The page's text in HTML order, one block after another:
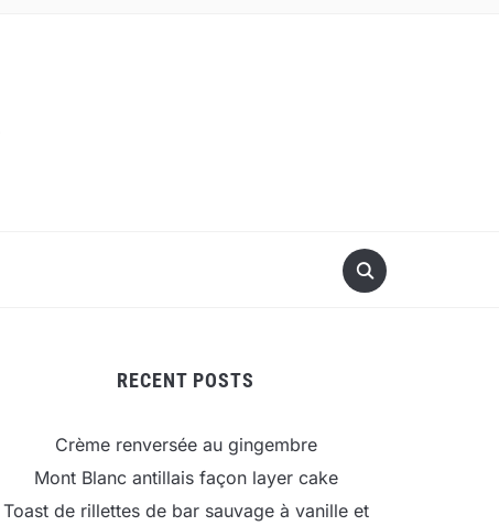
RECENT POSTS
Crème renversée au gingembre
Mont Blanc antillais façon layer cake
Toast de rillettes de bar sauvage à vanille et